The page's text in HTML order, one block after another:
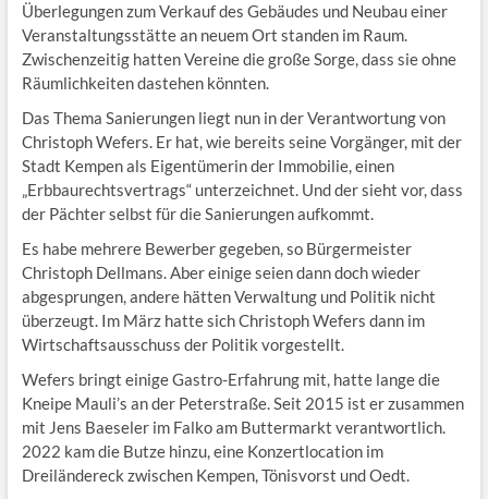
Überlegungen zum Verkauf des Gebäudes und Neubau einer
Veranstaltungsstätte an neuem Ort standen im Raum.
Zwischenzeitig hatten Vereine die große Sorge, dass sie ohne
Räumlichkeiten dastehen könnten.
Das Thema Sanierungen liegt nun in der Verantwortung von
Christoph Wefers. Er hat, wie bereits seine Vorgänger, mit der
Stadt Kempen als Eigentümerin der Immobilie, einen
„Erbbaurechtsvertrags“ unterzeichnet. Und der sieht vor, dass
der Pächter selbst für die Sanierungen aufkommt.
Es habe mehrere Bewerber gegeben, so Bürgermeister
Christoph Dellmans. Aber einige seien dann doch wieder
abgesprungen, andere hätten Verwaltung und Politik nicht
überzeugt. Im März hatte sich Christoph Wefers dann im
Wirtschaftsausschuss der Politik vorgestellt.
Wefers bringt einige Gastro-Erfahrung mit, hatte lange die
Kneipe Mauli’s an der Peterstraße. Seit 2015 ist er zusammen
mit Jens Baeseler im Falko am Buttermarkt verantwortlich.
2022 kam die Butze hinzu, eine Konzertlocation im
Dreiländereck zwischen Kempen, Tönisvorst und Oedt.